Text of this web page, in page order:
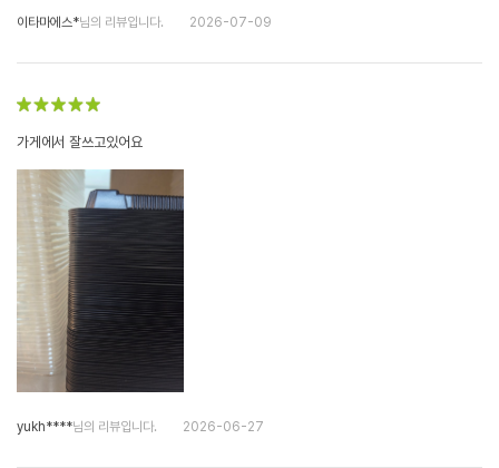
이타마에스*님의 리뷰입니다. 2026-07-09
가게에서 잘쓰고있어요
yukh****님의 리뷰입니다. 2026-06-27